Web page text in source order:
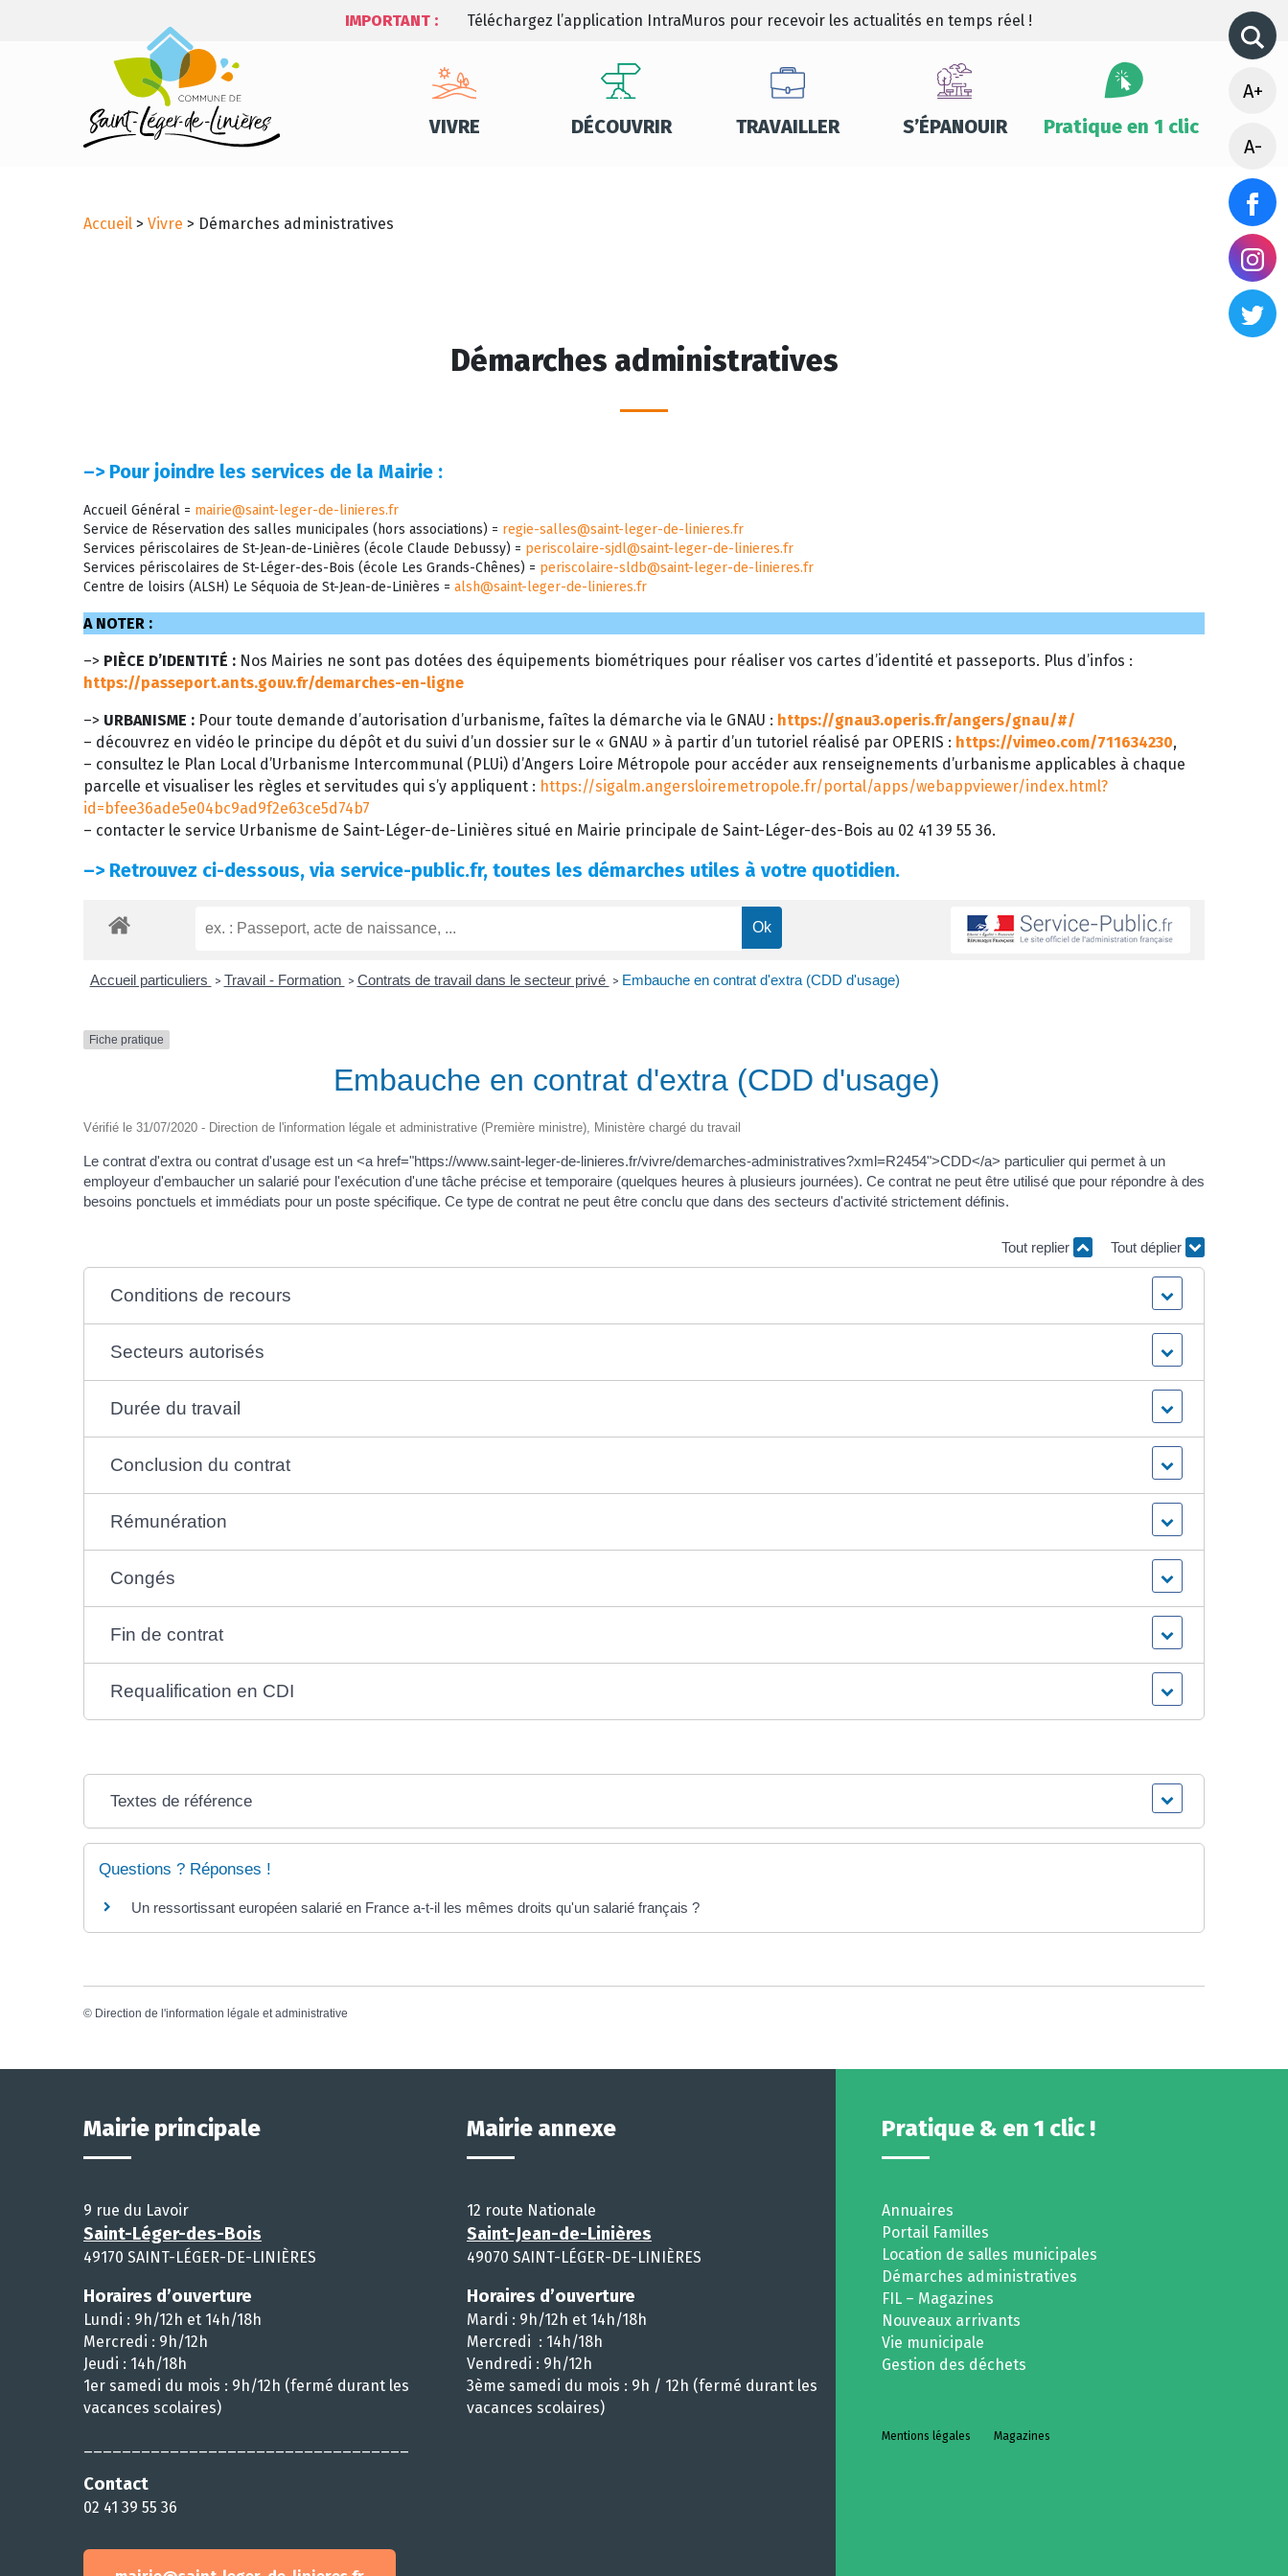
IMPORTANT : Téléchargez l’application IntraMuros pour recevoir les actualités en temps réel !
VIVRE DÉCOUVRIR TRAVAILLER S’ÉPANOUIR Pratique en 1 clic
A+
A-
Accueil > Vivre > Démarches administratives
Démarches administratives
–> Pour joindre les services de la Mairie :
Accueil Général = mairie@saint-leger-de-linieres.fr
Service de Réservation des salles municipales (hors associations) = regie-salles@saint-leger-de-linieres.fr
Services périscolaires de St-Jean-de-Linières (école Claude Debussy) = periscolaire-sjdl@saint-leger-de-linieres.fr
Services périscolaires de St-Léger-des-Bois (école Les Grands-Chênes) = periscolaire-sldb@saint-leger-de-linieres.fr
Centre de loisirs (ALSH) Le Séquoia de St-Jean-de-Linières = alsh@saint-leger-de-linieres.fr
A NOTER :
–> PIÈCE D’IDENTITÉ : Nos Mairies ne sont pas dotées des équipements biométriques pour réaliser vos cartes d’identité et passeports. Plus d’infos :
https://passeport.ants.gouv.fr/demarches-en-ligne
–> URBANISME : Pour toute demande d’autorisation d’urbanisme, faîtes la démarche via le GNAU : https://gnau3.operis.fr/angers/gnau/#/
– découvrez en vidéo le principe du dépôt et du suivi d’un dossier sur le « GNAU » à partir d’un tutoriel réalisé par OPERIS : https://vimeo.com/711634230,
– consultez le Plan Local d’Urbanisme Intercommunal (PLUi) d’Angers Loire Métropole pour accéder aux renseignements d’urbanisme applicables à chaque
parcelle et visualiser les règles et servitudes qui s’y appliquent : https://sigalm.angersloiremetropole.fr/portal/apps/webappviewer/index.html?
id=bfee36ade5e04bc9ad9f2e63ce5d74b7
– contacter le service Urbanisme de Saint-Léger-de-Linières situé en Mairie principale de Saint-Léger-des-Bois au 02 41 39 55 36.
–> Retrouvez ci-dessous, via service-public.fr, toutes les démarches utiles à votre quotidien.
Accueil particuliers > Travail - Formation > Contrats de travail dans le secteur privé > Embauche en contrat d'extra (CDD d'usage)
Fiche pratique
Embauche en contrat d'extra (CDD d'usage)
Vérifié le 31/07/2020 - Direction de l'information légale et administrative (Première ministre), Ministère chargé du travail
Le contrat d'extra ou contrat d'usage est un <a href="https://www.saint-leger-de-linieres.fr/vivre/demarches-administratives?xml=R2454">CDD</a> particulier qui permet à un
employeur d'embaucher un salarié pour l'exécution d'une tâche précise et temporaire (quelques heures à plusieurs journées). Ce contrat ne peut être utilisé que pour répondre à des
besoins ponctuels et immédiats pour un poste spécifique. Ce type de contrat ne peut être conclu que dans des secteurs d'activité strictement définis.
Tout replier Tout déplier
Conditions de recours
Secteurs autorisés
Durée du travail
Conclusion du contrat
Rémunération
Congés
Fin de contrat
Requalification en CDI
Textes de référence
Questions ? Réponses !
Un ressortissant européen salarié en France a-t-il les mêmes droits qu'un salarié français ?
© Direction de l'information légale et administrative
Mairie principale
9 rue du Lavoir
Saint-Léger-des-Bois
49170 SAINT-LÉGER-DE-LINIÈRES
Horaires d’ouverture
Lundi : 9h/12h et 14h/18h
Mercredi : 9h/12h
Jeudi : 14h/18h
1er samedi du mois : 9h/12h (fermé durant les
vacances scolaires)
Contact
02 41 39 55 36
Mairie annexe
12 route Nationale
Saint-Jean-de-Linières
49070 SAINT-LÉGER-DE-LINIÈRES
Horaires d’ouverture
Mardi : 9h/12h et 14h/18h
Mercredi : 14h/18h
Vendredi : 9h/12h
3ème samedi du mois : 9h / 12h (fermé durant les
vacances scolaires)
Pratique & en 1 clic !
Annuaires
Portail Familles
Location de salles municipales
Démarches administratives
FIL – Magazines
Nouveaux arrivants
Vie municipale
Gestion des déchets
Mentions légales Magazines